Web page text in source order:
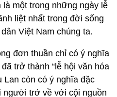
là một trong những ngày lễ
liệt nhất trong đời sống
Việt Nam chúng ta.
đơn thuần chỉ có ý nghĩa
trở thành “lễ hội văn hóa
Lan còn có ý nghĩa đặc
người trở về với cội nguồn